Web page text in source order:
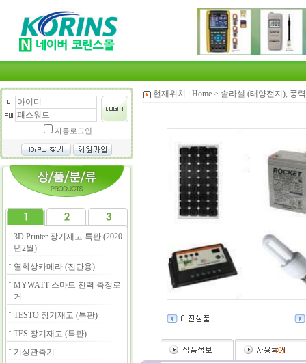
자동로그인
3D Printer 장기재고 특판 (2020
년2월)
열화상카메라 (진단용)
MYWATT 스마트 전력 측정로
거
TESTO 장기재고 (특판)
TES 장기재고 (특판)
기상관측기
현재위치 : Home > 솔라셀 (태양전지), 풍
(0)